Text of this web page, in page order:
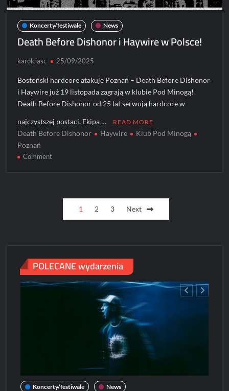
Koncerty/festiwale News
Death Before Dishonor i Haywire w Polsce!
karolciasc 25/09/2025
Bostoński hardcore atakuje Poznań – Death Before Dishonor
i Haywire już 19 listopada zagrają w klubie Pod Minogą!
Death Before Dishonor od 25 lat serwują hardcore w
najczystszej postaci. Ekipa … READ MORE
Death Before Dishonor Haywire
Klub Pod Minogą
Poznań
Commenton
pagination 1 2 3 Next
POLECANE wydarzenia
Koncerty/festiwale
News